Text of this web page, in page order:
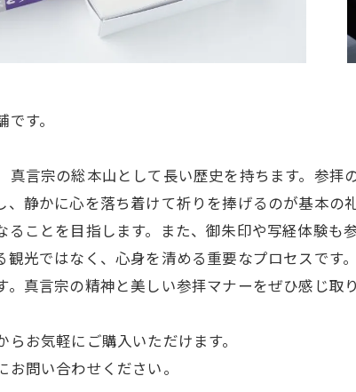
す。
真言宗の総本山として長い歴史を持ちます。参
、静かに心を落ち着けて祈りを捧げるのが基本
ることを目指します。また、御朱印や写経体験
光ではなく、心身を清める重要なプロセスです
真言宗の精神と美しい参拝マナーをぜひ感じ取り
お気軽にご購入いただけます。
問い合わせください。